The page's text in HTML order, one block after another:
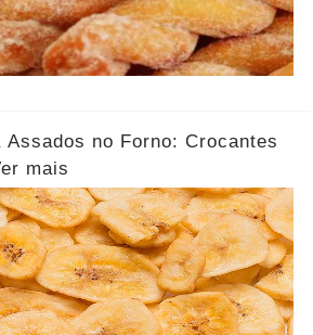
Assados no Forno: Crocantes
mais